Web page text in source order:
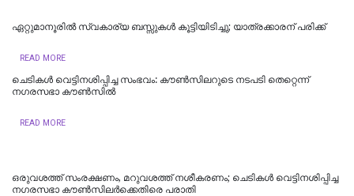
ഏറ്റുമാനൂരിൽ സ്വകാര്യ ബസ്സുകൾ കൂട്ടിയിടിച്ചു; യാത്രക്കാരന് പരിക്ക്
READ MORE
ചെടികള്‍ വെട്ടിനശിപ്പിച്ച സംഭവം: കൗണ്‍സിലറുടെ നടപടി തെറ്റെന്ന്
നഗരസഭാ കൗണ്‍സില്‍
READ MORE
ഒരുവശത്ത് സംരക്ഷണം, മറുവശത്ത് നശീകരണം; ചെടികൾ വെട്ടിനശിപ്പിച്ച
നഗരസഭാ കൗൺസിലർക്കെതിരെ പരാതി